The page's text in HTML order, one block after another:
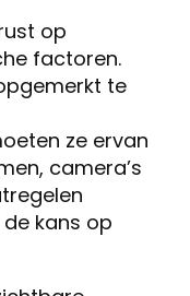
op
factoren.
te
ze ervan
camera’s
kans op